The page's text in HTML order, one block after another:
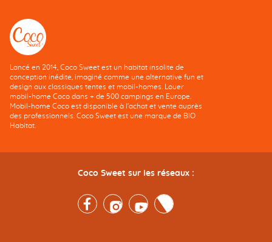
Lancé en 2014, Coco Sweet est un habitat insolite de
conception inédite, imaginé comme une alternative fun et
design aux classiques tentes et mobil-homes. Louer
mobil-home Coco dans + de 500 campings en Europe.
Mobil-home Coco est disponible à l'achat et vente auprès
des professionnels. Coco Sweet est une marque de BIO
Habitat.
Coco Sweet sur les réseaux :
FacebookInstagramYoutubeTwitter